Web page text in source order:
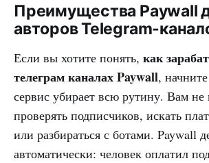
Преимущества Paywall
авторов Telegram-
Если вы хотите понять, как
телеграм каналах Paywall,
сервис убирает всю рутину. Вам
проверять подписчиков, искать
или разбираться с ботами. Paywall
автоматически: человек оплатил